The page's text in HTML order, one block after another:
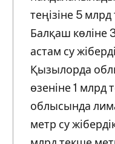
теңізіне 5
Балқаш көліне
астам су
Қызылорда
өзеніне 1 млрд
облысында
метр су